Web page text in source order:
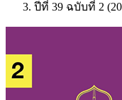
ปีที่ 39 ฉบับที่ 2